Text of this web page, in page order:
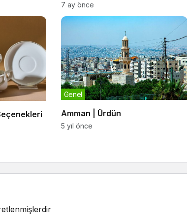
7 ay önce
Amman | Ürdün
Genel
5 yıl önce